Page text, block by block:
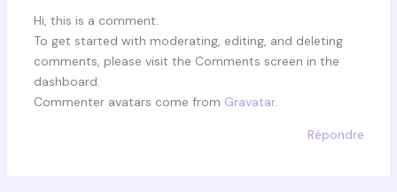
Hi, this is a comment.
To get started with moderating, editing, and deleting
comments, please visit the Comments screen in the
dashboard.
Commenter avatars come from Gravatar.
Répondre